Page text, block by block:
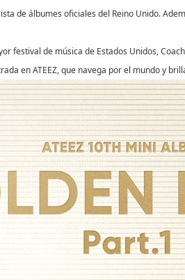
de álbumes oficiales del Reino Unido.
festival de música de Estados Unidos,
en ATEEZ, que navega por el mundo y